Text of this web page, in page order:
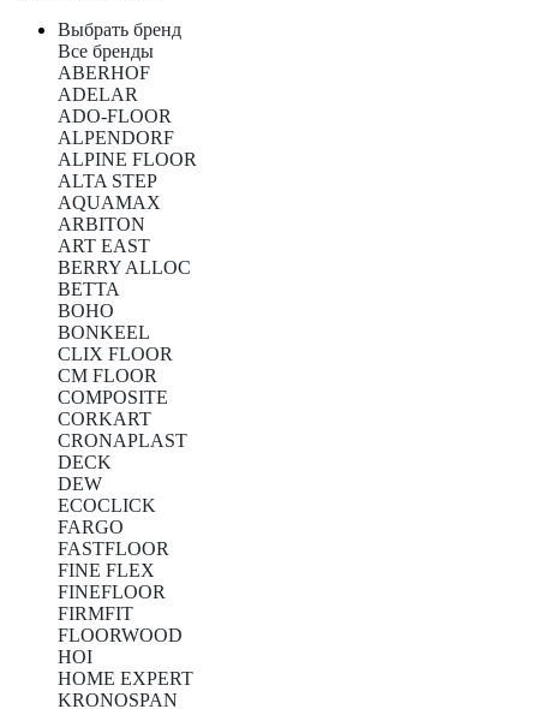
Выбрать бренд
Все бренды
ABERHOF
ADELAR
ADO-FLOOR
ALPENDORF
ALPINE FLOOR
ALTA STEP
AQUAMAX
ARBITON
ART EAST
BERRY ALLOC
BETTA
BOHO
BONKEEL
CLIX FLOOR
CM FLOOR
COMPOSITE
CORKART
CRONAPLAST
DECK
DEW
ECOCLICK
FARGO
FASTFLOOR
FINE FLEX
FINEFLOOR
FIRMFIT
FLOORWOOD
HOI
HOME EXPERT
KRONOSPAN